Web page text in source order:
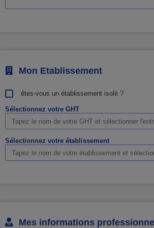
Mon Etablissement
êtes-vous un établissement isolé ?
Sélectionnez votre GHT
Sélectionnez votre établissement
Mes informations